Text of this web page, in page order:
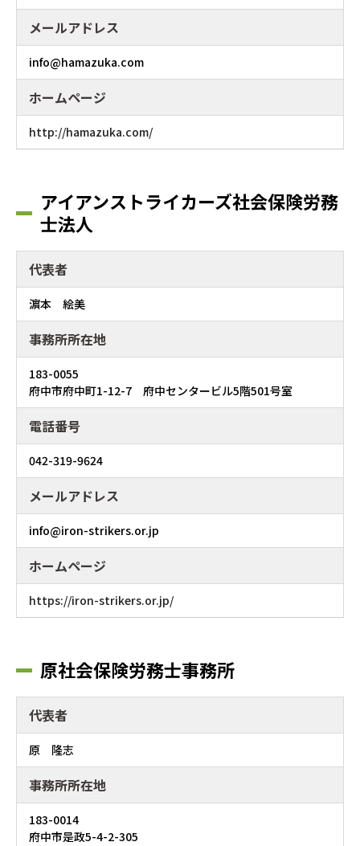
メールアドレス
info@hamazuka.com
ホームページ
http://hamazuka.com/
アイアンストライカーズ社会保険労務
士法人
代表者
濵本 絵美
事務所所在地
183-0055
府中市府中町1-12-7 府中センタービル5階501号室
電話番号
042-319-9624
メールアドレス
info@iron-strikers.or.jp
ホームページ
https://iron-strikers.or.jp/
原社会保険労務士事務所
代表者
原 隆志
事務所所在地
183-0014
府中市是政5-4-2-305